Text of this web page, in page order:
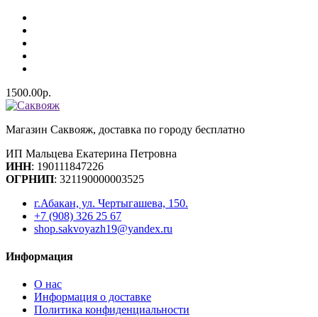
1500.00р.
Магазин Саквояж, доставка по городу бесплатно
ИП Мальцева Екатерина Петровна
ИНН: 190111847226
ОГРНИП: 321190000003525
г.Абакан, ул. Чертыгашева, 150.
+7 (908) 326 25 67
shop.sakvoyazh19@yandex.ru
Информация
О нас
Информация о доставке
Политика конфиденциальности